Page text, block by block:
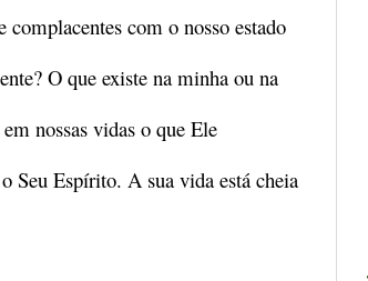
com o nosso estado
O que existe na minha ou na
nossas vidas o que Ele
Seu Espírito. A sua vida está cheia